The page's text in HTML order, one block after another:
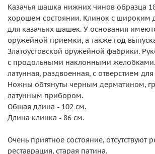
Казачья шашка нижних чинов образца
хорошем состоянии. Клинок с широким
для казачьих шашек. У основания
оружейной приемки, а также год
Златоустовской оружейной фабрики.
с продольными наклонными желобками.
латунная, раздвоенная, с отверстием
Ножны обтянуты черным дерматином,
латунным прибором.
Общая длина - 102 см.
Длина клинка - 86 см.
Очень приятное состояние, отсутствуют
реставрация, старая патина.